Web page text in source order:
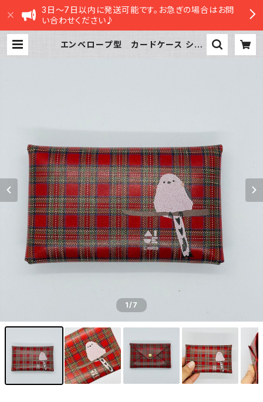
3日～7日以内に発送可能です。お急ぎの場合はお問
い合わせください♪
エンベロープ型 カードケース シマ
1/7